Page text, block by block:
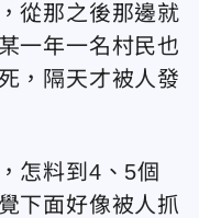
從那之後那邊就
一年一名村民也
，隔天才被人發
怎料到4、5個
下面好像被人抓